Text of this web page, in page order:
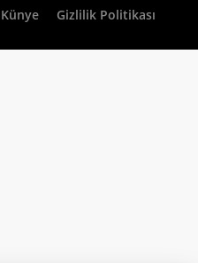
Künye Gizlilik Politikası